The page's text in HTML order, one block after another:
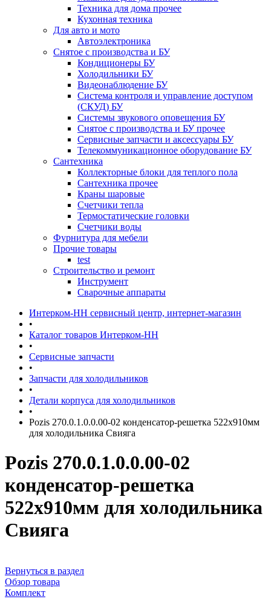
Техника для дома прочее
Кухонная техника
Для авто и мото
Автоэлектроника
Снятое с производства и БУ
Кондиционеры БУ
Холодильники БУ
Видеонаблюдение БУ
Система контроля и управление доступом
(СКУД) БУ
Системы звукового оповещения БУ
Снятое с производства и БУ прочее
Сервисные запчасти и аксессуары БУ
Телекоммуникационное оборудование БУ
Сантехника
Коллекторные блоки для теплого пола
Сантехника прочее
Краны шаровые
Счетчики тепла
Термоcтатические головки
Счетчики воды
Фурнитура для мебели
Прочие товары
test
Строительство и ремонт
Инструмент
Сварочные аппараты
Интерком-НН сервисный центр, интернет-магазин
•
Каталог товаров Интерком-НН
•
Сервисные запчасти
•
Запчасти для холодильников
•
Детали корпуса для холодильников
•
Pozis 270.0.1.0.0.00-02 конденсатор-решетка 522х910мм
для холодильника Свияга
Pozis 270.0.1.0.0.00-02
конденсатор-решетка
522х910мм для холодильника
Свияга
Вернуться в раздел
Обзор товара
Комплект